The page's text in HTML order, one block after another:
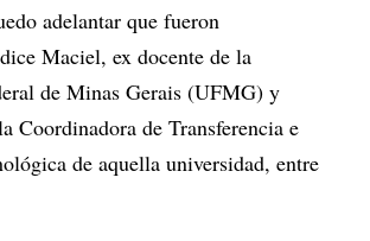
adelantar que fueron
Maciel, ex docente de la
de Minas Gerais (UFMG) y
Coordinadora de Transferencia e
de aquella universidad, entre